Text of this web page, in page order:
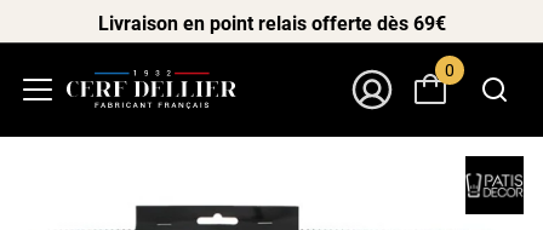
Livraison en point relais offerte dès 69€
0